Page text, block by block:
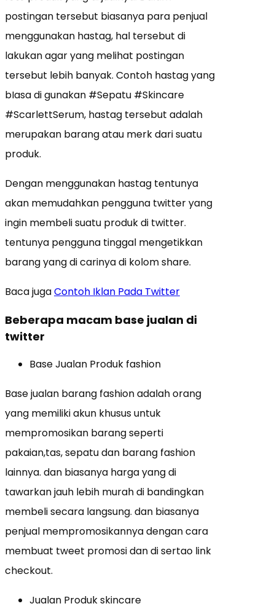
postingan tersebut biasanya para penjual
menggunakan hastag, hal tersebut di
lakukan agar yang melihat postingan
tersebut lebih banyak. Contoh hastag yang
bIasa di gunakan #Sepatu #Skincare
#ScarlettSerum, hastag tersebut adalah
merupakan barang atau merk dari suatu
produk.
Dengan menggunakan hastag tentunya
akan memudahkan pengguna twitter yang
ingin membeli suatu produk di twitter.
tentunya pengguna tinggal mengetikkan
barang yang di carinya di kolom share.
Baca jugaContoh Iklan Pada Twitter
Beberapa macam base jualan di
twitter
Base Jualan Produk fashion
Base jualan barang fashion adalah orang
yang memiliki akun khusus untuk
mempromosikan barang seperti
pakaian,tas, sepatu dan barang fashion
lainnya. dan biasanya harga yang di
tawarkan jauh lebih murah di bandingkan
membeli secara langsung. dan biasanya
penjual mempromosikannya dengan cara
membuat tweet promosi dan di sertao link
checkout.
Jualan Produk skincare